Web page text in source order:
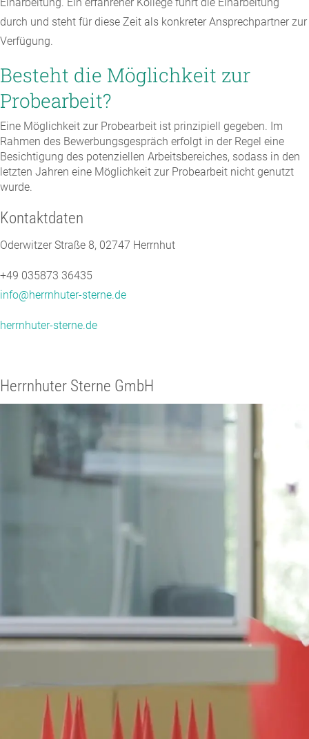
durch und steht für diese Zeit als konkreter Ansprechpartner zur
Verfügung.
Besteht die Möglichkeit zur
Probearbeit?
Eine Möglichkeit zur Probearbeit ist prinzipiell gegeben. Im
Rahmen des Bewerbungsgespräch erfolgt in der Regel eine
Besichtigung des potenziellen Arbeitsbereiches, sodass in den
letzten Jahren eine Möglichkeit zur Probearbeit nicht genutzt
wurde.
Kontaktdaten
Oderwitzer Straße 8, 02747 Herrnhut
+49 035873 36435
info@herrnhuter-sterne.de
herrnhuter-sterne.de
Herrnhuter Sterne GmbH